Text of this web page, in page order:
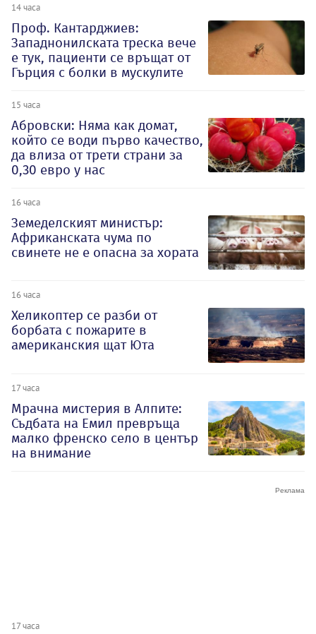
14 часа
Проф. Кантарджиев:
Западнонилската треска вече
е тук, пациенти се връщат от
Гърция с болки в мускулите
15 часа
Абровски: Няма как домат,
който се води първо качество,
да влиза от трети страни за
0,30 евро у нас
16 часа
Земеделският министър:
Африканската чума по
свинете не е опасна за хората
16 часа
Хеликоптер се разби от
борбата с пожарите в
американския щат Юта
17 часа
Мрачна мистерия в Алпите:
Съдбата на Емил превръща
малко френско село в център
на внимание
17 часа